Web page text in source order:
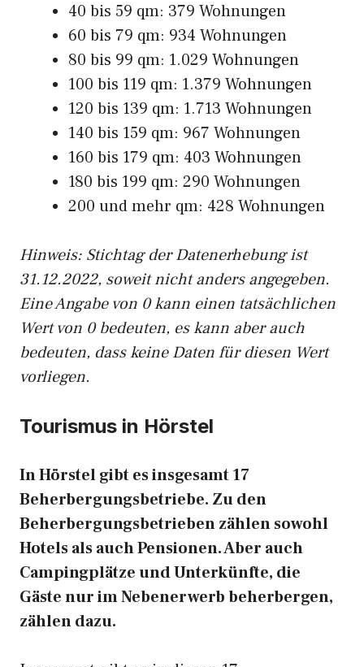
40 bis 59 qm: 379 Wohnungen
60 bis 79 qm: 934 Wohnungen
80 bis 99 qm: 1.029 Wohnungen
100 bis 119 qm: 1.379 Wohnungen
120 bis 139 qm: 1.713 Wohnungen
140 bis 159 qm: 967 Wohnungen
160 bis 179 qm: 403 Wohnungen
180 bis 199 qm: 290 Wohnungen
200 und mehr qm: 428 Wohnungen
Hinweis: Stichtag der Datenerhebung ist
31.12.2022, soweit nicht anders angegeben.
Eine Angabe von 0 kann einen tatsächlichen
Wert von 0 bedeuten, es kann aber auch
bedeuten, dass keine Daten für diesen Wert
vorliegen.
Tourismus in Hörstel
In Hörstel gibt es insgesamt 17
Beherbergungsbetriebe. Zu den
Beherbergungsbetrieben zählen sowohl
Hotels als auch Pensionen. Aber auch
Campingplätze und Unterkünfte, die
Gäste nur im Nebenerwerb beherbergen,
zählen dazu.